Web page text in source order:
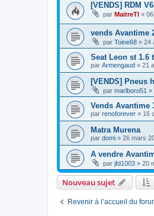
[VENDS] RDM
par MaitreTI »
vends Avantime
par Toine68 » 24
Seat Leon st 1.6
par Armengaud » 21
[VENDS] Pneus
par marlboro51 »
Vends Avantime
par renoforever » 16
Matra Murena
par domi » 26 mars
A vendre
par jfd1003 » 20
Nouveau sujet
Revenir à l’accueil du